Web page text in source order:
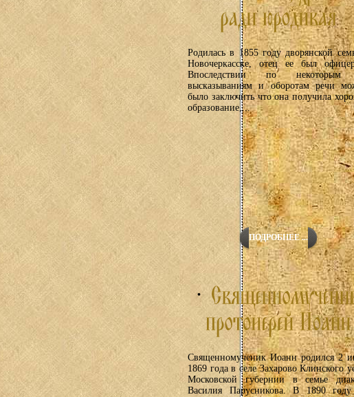
Родилась в 1855 году дворянской
Новочеркасске, отец ее был
Впоследствии по некоторым
высказываниям и оборотам речи
было заключить что она получила
образование,...
ПОДРОБНЕЕ ...
Священномученик Иоанн родился 2
1869 года в селе Захарово Клинского
Московской губернии в семье
Василия Парусникова. В 1890